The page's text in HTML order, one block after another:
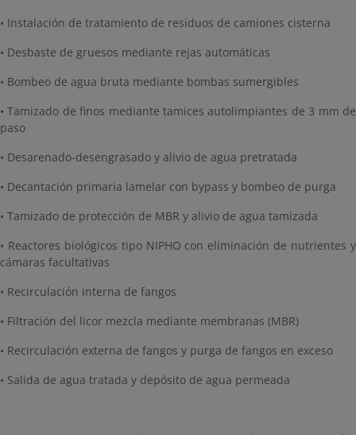
• Instalación de tratamiento de residuos de camiones cisterna
• Desbaste de gruesos mediante rejas automáticas
• Bombeo de agua bruta mediante bombas sumergibles
• Tamizado de finos mediante tamices autolimpiantes de 3 mm de
paso
• Desarenado-desengrasado y alivio de agua pretratada
• Decantación primaria lamelar con bypass y bombeo de purga
• Tamizado de protección de MBR y alivio de agua tamizada
• Reactores biológicos tipo NIPHO con eliminación de nutrientes y
cámaras facultativas
• Recirculación interna de fangos
• Filtración del licor mezcla mediante membranas (MBR)
• Recirculación externa de fangos y purga de fangos en exceso
• Salida de agua tratada y depósito de agua permeada